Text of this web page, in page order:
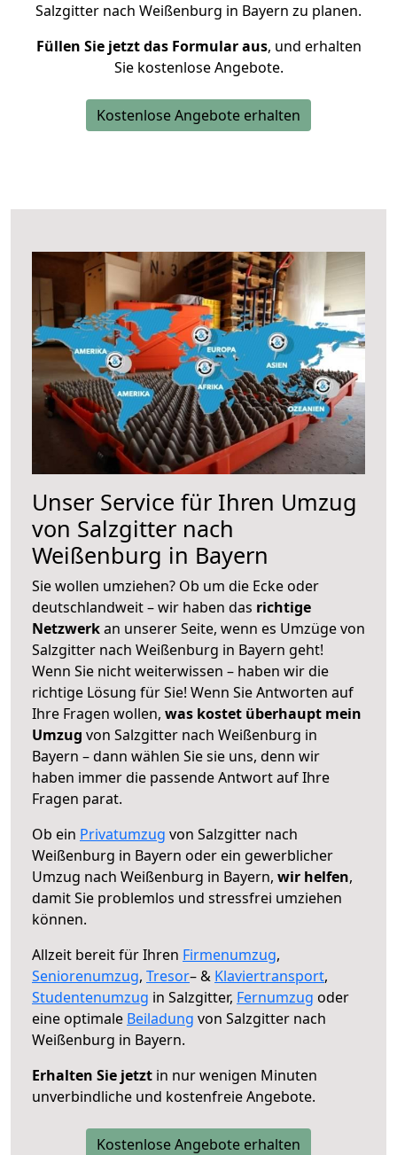
Salzgitter nach Weißenburg in Bayern zu planen.
Füllen Sie jetzt das Formular aus, und erhalten
Sie kostenlose Angebote.
Kostenlose Angebote erhalten
Unser Service für Ihren Umzug
von Salzgitter nach
Weißenburg in Bayern
Sie wollen umziehen? Ob um die Ecke oder
deutschlandweit – wir haben das richtige
Netzwerkan unserer Seite, wenn es Umzüge von
Salzgitter nach Weißenburg in Bayern geht!
Wenn Sie nicht weiterwissen – haben wir die
richtige Lösung für Sie! Wenn Sie Antworten auf
Ihre Fragen wollen, was kostet überhaupt mein
Umzug von Salzgitter nach Weißenburg in
Bayern – dann wählen Sie sie uns, denn wir
haben immer die passende Antwort auf Ihre
Fragen parat.
Ob ein Privatumzug von Salzgitter nach
Weißenburg in Bayern oder ein gewerblicher
Umzug nach Weißenburg in Bayern, wir helfen,
damit Sie problemlos und stressfrei umziehen
können.
Allzeit bereit für Ihren Firmenumzug,
Seniorenumzug, Tresor– & Klaviertransport,
Studentenumzug in Salzgitter, Fernumzug oder
eine optimale Beiladung von Salzgitter nach
Weißenburg in Bayern.
Erhalten Sie jetzt in nur wenigen Minuten
unverbindliche und kostenfreie Angebote.
Kostenlose Angebote erhalten